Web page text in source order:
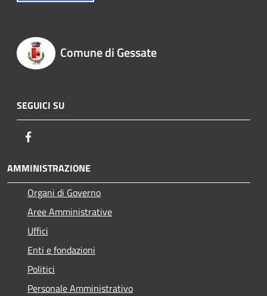
Comune di Gessate
SEGUICI SU
AMMINISTRAZIONE
Organi di Governo
Aree Amministrative
Uffici
Enti e fondazioni
Politici
Personale Amministrativo